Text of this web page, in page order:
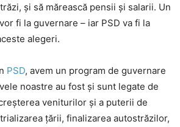
și să mărească pensii și salarii. Un
fi la guvernare – iar PSD va fi la
alegeri.
PSD, avem un program de guvernare
noastre au fost și sunt legate de
veniturilor și a puterii de
țării, finalizarea autostrăzilor,